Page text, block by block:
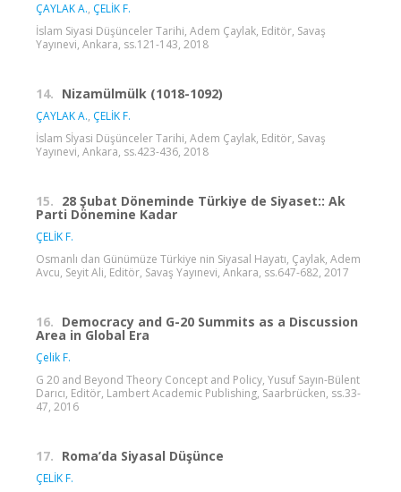
ÇAYLAK A., ÇELİK F.
İslam Siyasi Düşünceler Tarihi, Adem Çaylak, Editör, Savaş
Yayınevi, Ankara, ss.121-143, 2018
14. Nizamülmülk (1018-1092)
ÇAYLAK A., ÇELİK F.
İslam Sİyasi Düşünceler Tarihi, Adem Çaylak, Editör, Savaş
Yayınevi, Ankara, ss.423-436, 2018
15. 28 Şubat Döneminde Türkiye de Siyaset:: Ak
Parti Dönemine Kadar
ÇELİK F.
Osmanlı dan Günümüze Türkiye nin Siyasal Hayatı, Çaylak, Adem
Avcu, Seyit Ali, Editör, Savaş Yayınevi, Ankara, ss.647-682, 2017
16. Democracy and G-20 Summits as a Discussion
Area in Global Era
Çelik F.
G 20 and Beyond Theory Concept and Policy, Yusuf Sayın-Bülent
Darıcı, Editör, Lambert Academic Publishing, Saarbrücken, ss.33-
47, 2016
17. Roma’da Siyasal Düşünce
ÇELİK F.